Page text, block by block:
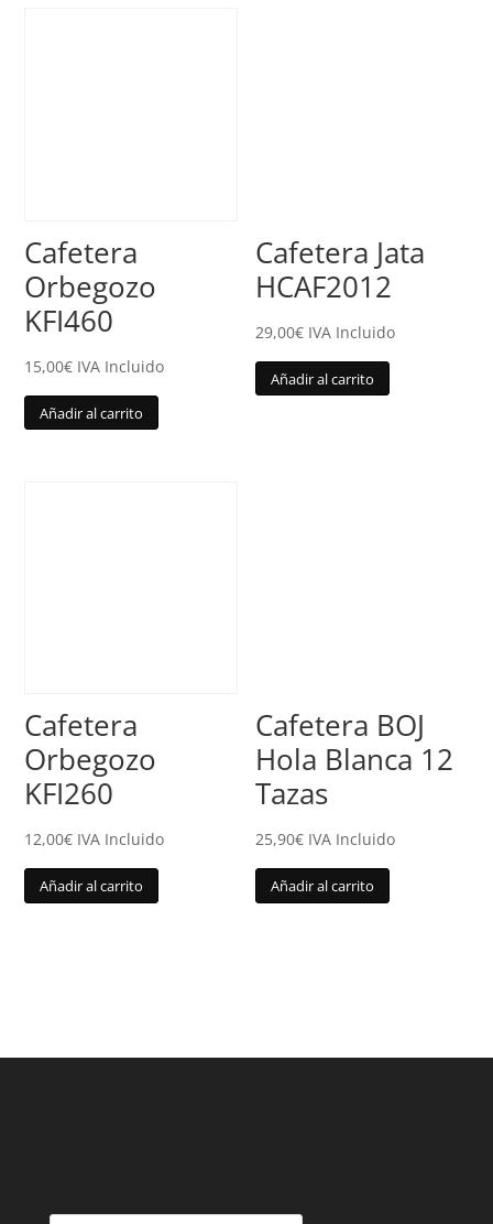
Cafetera
Orbegozo
KFI460
15,00€ IVA Incluido
Añadir al carrito
Cafetera Jata
HCAF2012
29,00€ IVA Incluido
Añadir al carrito
Cafetera
Orbegozo
KFI260
12,00€ IVA Incluido
Añadir al carrito
Cafetera BOJ
Hola Blanca 12
Tazas
25,90€ IVA Incluido
Añadir al carrito